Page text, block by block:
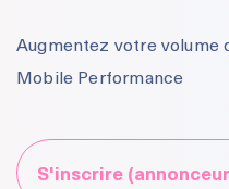
Augmentez votre volume
Mobile Performance
S'inscrire